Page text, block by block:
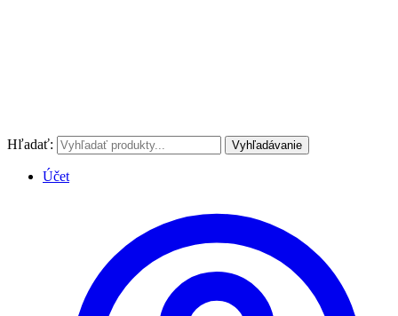
Hľadať: Vyhľadávanie
Účet